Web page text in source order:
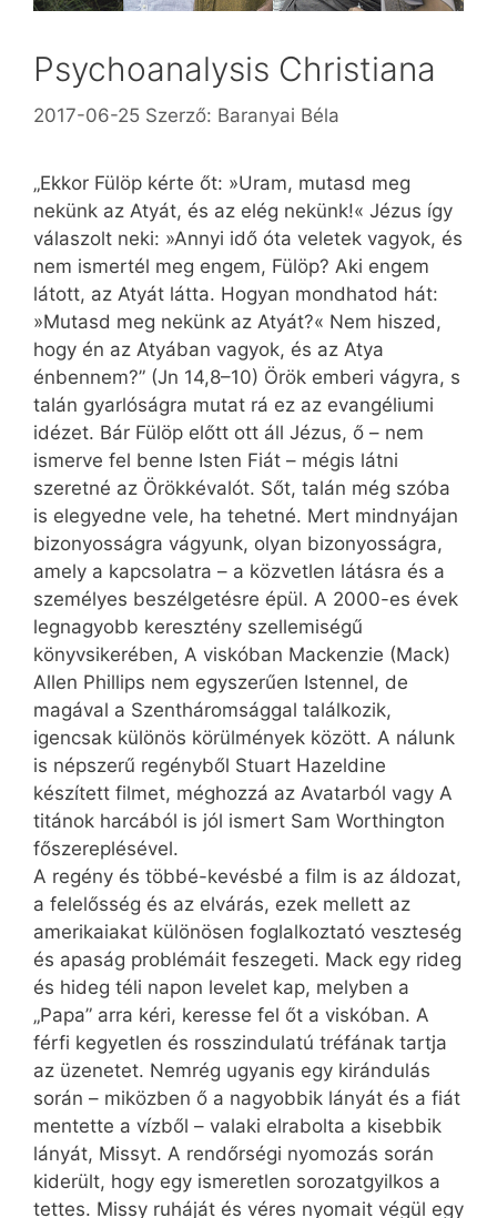
Psychoanalysis Christiana
2017-06-25 Szerző: Baranyai Béla
„Ekkor Fülöp kérte őt: »Uram, mutasd meg
nekünk az Atyát, és az elég nekünk!« Jézus így
válaszolt neki: »Annyi idő óta veletek vagyok, és
nem ismertél meg engem, Fülöp? Aki engem
látott, az Atyát látta. Hogyan mondhatod hát:
»Mutasd meg nekünk az Atyát?« Nem hiszed,
hogy én az Atyában vagyok, és az Atya
énbennem?” (Jn 14,8–10) Örök emberi vágyra, s
talán gyarlóságra mutat rá ez az evangéliumi
idézet. Bár Fülöp előtt ott áll Jézus, ő – nem
ismerve fel benne Isten Fiát – mégis látni
szeretné az Örökkévalót. Sőt, talán még szóba
is elegyedne vele, ha tehetné. Mert mindnyájan
bizonyosságra vágyunk, olyan bizonyosságra,
amely a kapcsolatra – a közvetlen látásra és a
személyes beszélgetésre épül. A 2000-es évek
legnagyobb keresztény szellemiségű
könyvsikerében, A viskóban Mackenzie (Mack)
Allen Phillips nem egyszerűen Istennel, de
magával a Szentháromsággal találkozik,
igencsak különös körülmények között. A nálunk
is népszerű regényből Stuart Hazeldine
készített filmet, méghozzá az Avatarból vagy A
titánok harcából is jól ismert Sam Worthington
főszereplésével.
A regény és többé-kevésbé a film is az áldozat,
a felelősség és az elvárás, ezek mellett az
amerikaiakat különösen foglalkoztató veszteség
és apaság problémáit feszegeti. Mack egy rideg
és hideg téli napon levelet kap, melyben a
„Papa” arra kéri, keresse fel őt a viskóban. A
férfi kegyetlen és rosszindulatú tréfának tartja
az üzenetet. Nemrég ugyanis egy kirándulás
során – miközben ő a nagyobbik lányát és a fiát
mentette a vízből – valaki elrabolta a kisebbik
lányát, Missyt. A rendőrségi nyomozás során
kiderült, hogy egy ismeretlen sorozatgyilkos a
tettes. Missy ruháját és véres nyomait végül egy